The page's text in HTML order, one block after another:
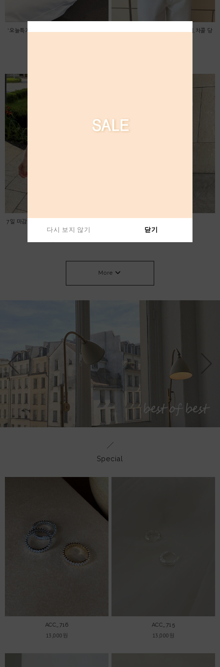
*오늘특가! 무배! 56000->53000 * 소프트
*오늘특가 58000->53000 베이지,차콜 당
7일 마감 NEW5%53000->50000 헤링 쇼
츠
43,000원
More
Special
ACC_716
13,000원
ACC_715
13,000원
다시 보지 않기 닫기